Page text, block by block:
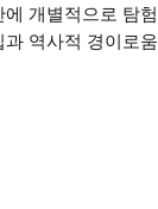
개별적으로 탐
역사적 경이로